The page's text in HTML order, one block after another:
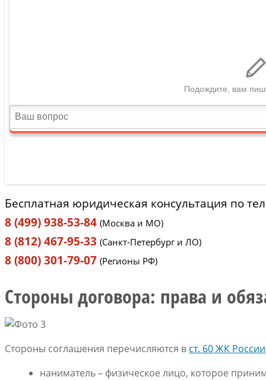
Бесплатная юридическая консультация по
8 (499) 938-53-84 (Москва и МО)
8 (812) 467-95-33 (Санкт-Петербург и ЛО)
8 (800) 301-79-07 (Регионы РФ)
Стороны договора: права и
Стороны соглашения перечисляются в ст. 60 ЖК России
наниматель – физическое лицо, которое